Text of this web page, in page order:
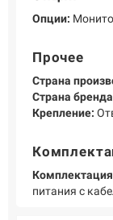
Опции:
Прочее
Страна
Страна
Крепление:
питания с